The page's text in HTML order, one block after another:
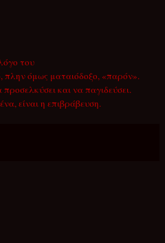
του
πλην όμως ματαιόδοξο, «παρόν».
προσελκύσει και να παγιδεύσει.
είναι η επιβράβευση.